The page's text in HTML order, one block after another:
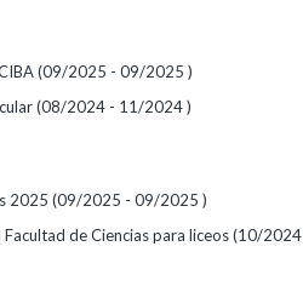
(09/2025 - 09/2025 )
(08/2024 - 11/2024 )
2025 (09/2025 - 09/2025 )
Facultad de Ciencias para liceos (10/